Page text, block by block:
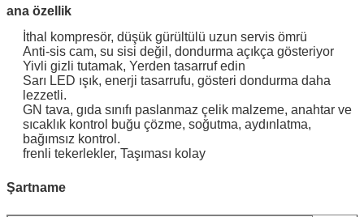
ana özellik
İthal kompresör, düşük gürültülü uzun servis ömrü
Anti-sis cam, su sisi değil, dondurma açıkça gösteriyor
Yivli gizli tutamak, Yerden tasarruf edin
Sarı LED ışık, enerji tasarrufu, gösteri dondurma daha
lezzetli.
GN tava, gıda sınıfı paslanmaz çelik malzeme, anahtar ve
sıcaklık kontrol buğu çözme, soğutma, aydınlatma,
bağımsız kontrol.
frenli tekerlekler, Taşıması kolay
Şartname